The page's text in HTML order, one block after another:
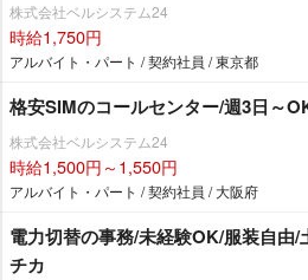
株式会社ベルシステム24
時給1,750円
アルバイト・パート / 契約社員 / 東京都
格安SIMのコールセンター/週3日～
株式会社ベルシステム24
時給1,500円～1,550円
アルバイト・パート / 契約社員 / 大阪府
電力切替の事務/未経験OK/服装自由
チカ